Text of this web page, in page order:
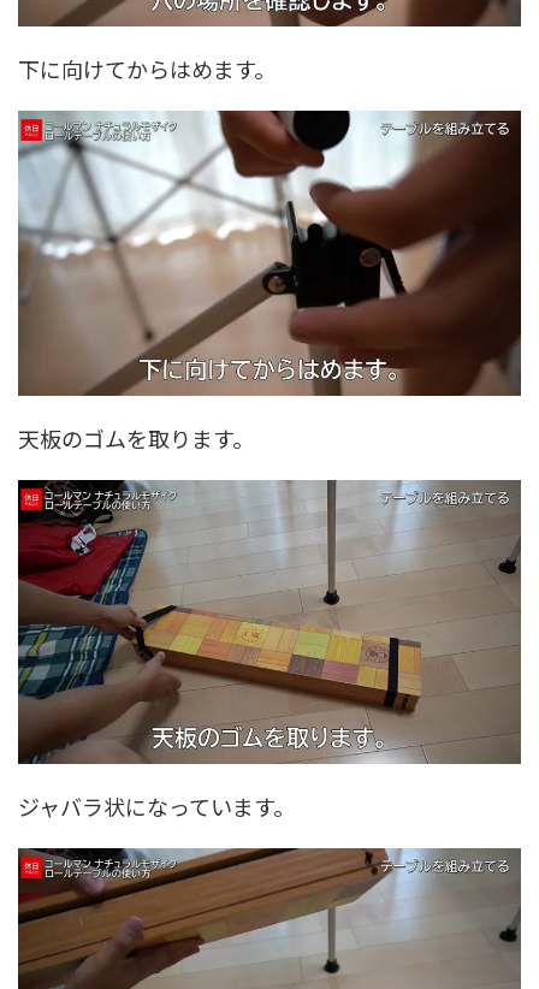
下に向けてからはめます。
天板のゴムを取ります。
ジャバラ状になっています。